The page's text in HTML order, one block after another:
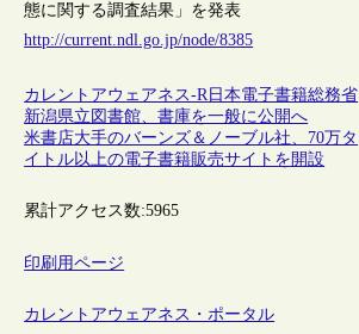
態に関する調査結果」を発表
http://current.ndl.go.jp/node/8385
カレントアウェアネス-R日本電子書籍総務省
新潟県立図書館、書庫を一般に公開へ
米書店大手のバーンズ＆ノーブル社、70万タ
イトル以上の電子書籍販売サイトを開設
累計アクセス数:5965
印刷用ページ
カレントアウェアネス・ポータル